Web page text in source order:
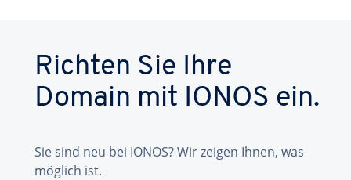
Richten Sie Ihre
Domain mit IONOS ein.
Sie sind neu bei IONOS? Wir zeigen Ihnen, was
möglich ist.